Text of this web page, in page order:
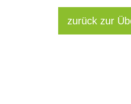
zurück zur